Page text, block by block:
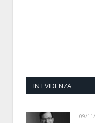
IN EVIDENZA
09/